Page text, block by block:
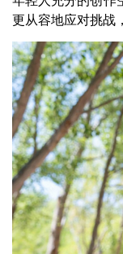
更从容地应对挑战